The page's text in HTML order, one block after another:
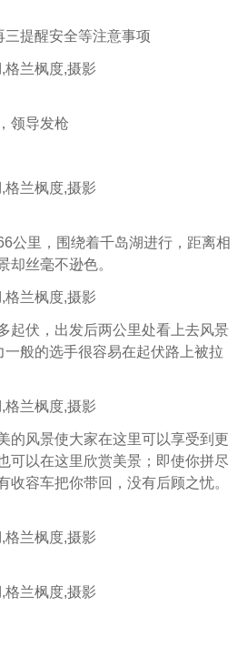
提醒安全等注意事项
领导发枪
公里，围绕着千岛湖进行，距离相
却丝毫不逊色。
起伏，出发后两公里处看上去风景
一般的选手很容易在起伏路上被拉
的风景使大家在这里可以享受到更
可以在这里欣赏美景；即使你拼尽
收容车把你带回，没有后顾之忧。